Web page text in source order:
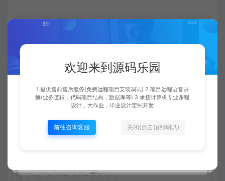
不会运行项目可以教我下吗？是否有运行文档呀？
了的。有通用的调试运行文档可以参考下的。
查看详情
欢迎来到源码乐园
1.提供售前售后服务(免费远程项目安装调试) 2.项目远程语音讲
解(业务逻辑，代码项目结构，数据库等) 3.承接计算机专业课程
设计，大作业，毕业设计定制开发
前往咨询客服 关闭(点击顶部喇叭)